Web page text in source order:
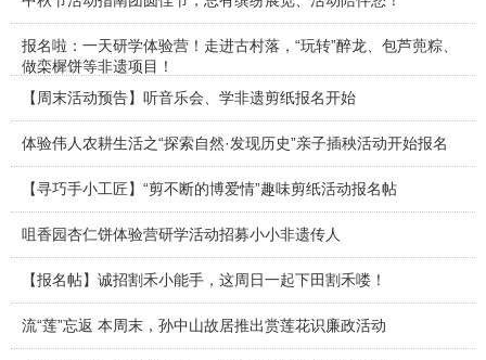
报名啦：一天研学体验营！走进古村落，“玩转”醉龙、包芦蔸粽、
做栾樨饼等非遗项目！
【周末活动预告】听音乐会、学非遗剪纸报名开始
体验伟人农耕生活之“探索自然·发现历史”亲子插秧活动开始报名
【寻巧手小工匠】“剪不断的博爱情”趣味剪纸活动报名帖
咀香园杏仁饼体验营研学活动招募小小非遗传人
【报名帖】诚招割禾小能手，这周日一起下田割禾喽！
流“莲”忘返 本周末，孙中山故居推出赏莲花识廉政活动